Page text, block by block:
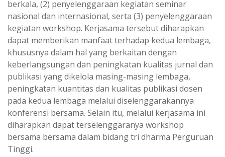
berkala, (2) penyelenggaraan kegiatan seminar
nasional dan internasional, serta (3) penyelenggaraan
kegiatan workshop. Kerjasama tersebut diharapkan
dapat memberikan manfaat terhadap kedua lembaga,
khususnya dalam hal yang berkaitan dengan
keberlangsungan dan peningkatan kualitas jurnal dan
publikasi yang dikelola masing-masing lembaga,
peningkatan kuantitas dan kualitas publikasi dosen
pada kedua lembaga melalui diselenggarakannya
konferensi bersama. Selain itu, melalui kerjasama ini
diharapkan dapat terselenggaranya workshop
bersama bersama dalam bidang tri dharma Perguruan
Tinggi.